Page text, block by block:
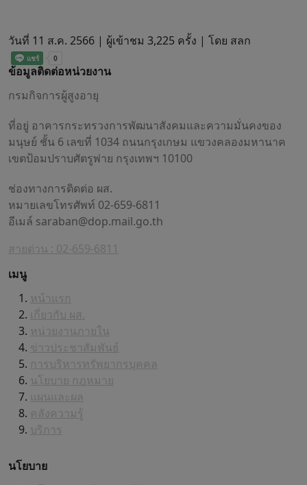
วันที่ 11 ส.ค. 2566 | ผู้เข้าชม 3,225 ครั้ง | โดย สลก
ข้อมูลติดต่อหน่วยงาน
กรมกิจการผู้สูงอายุ
ที่อยู่ อาคารกระทรวงการพัฒนาสังคมและความมั่นคงของ
มนุษย์ ชั้น 6 เลขที่ 1034 ถนนกรุงเกษม แขวงคลองมหานาค
เขตป้อมปราบศัตรูพ่าย กรุงเทพฯ 10100
ช่องทางการติดต่อ ผส.
หมายเลขโทรศัพท์ 02-659-6811
อีเมล์ saraban@dop.mail.go.th
สายด่วน : 02-659-6811
เมนู
หน้าแรก
เกี่ยวกับ ผส.
หน่วยงานภายใน
ข่าวประชาสัมพันธ์
การบริหารทรัพยากรบุคคล
นโยบาย กฎหมาย
แผนและผล
คลังความรู้
บริการ
นโยบาย